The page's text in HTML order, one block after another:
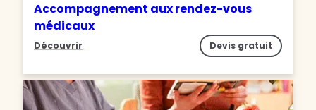
Accompagnement aux rendez-vous
médicaux
Découvrir Devis gratuit